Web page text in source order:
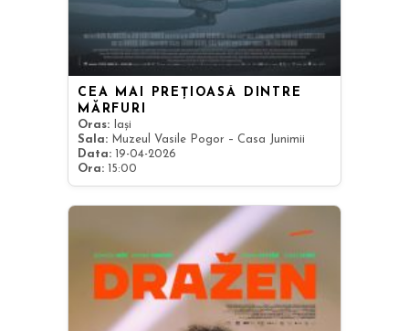
CEA MAI PREȚIOASĂ DINTRE
MĂRFURI
Oras: Iași
Sala: Muzeul Vasile Pogor – Casa Junimii
Data: 19-04-2026
Ora: 15:00